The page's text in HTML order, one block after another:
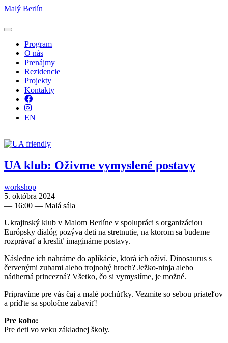
Malý Berlín
Program
O nás
Prenájmy
Rezidencie
Projekty
Kontakty
Facebook
Instagram
EN
UA klub: Oživme vymyslené postavy
workshop
5. októbra 2024
— 16:00 — Malá sála
Ukrajinský klub v Malom Berlíne v spolupráci s organizáciou
Európsky dialóg pozýva deti na stretnutie, na ktorom sa budeme
rozprávať a kresliť imaginárne postavy.
Následne ich nahráme do aplikácie, ktorá ich oživí. Dinosaurus s
červenými zubami alebo trojnohý hroch? Ježko-ninja alebo
nádherná princezná? Všetko, čo si vymyslíme, je možné.
Pripravíme pre vás čaj a malé pochúťky. Vezmite so sebou priateľov
a príďte sa spoločne zabaviť!
Pre koho:
Pre deti vo veku základnej školy.